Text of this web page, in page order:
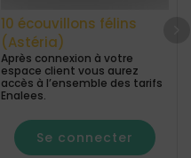
10 écouvillons félins
(Astéria)
Après connexion à votre
espace client vous aurez
accès à l’ensemble des tarifs
Enalees.
Se connecter